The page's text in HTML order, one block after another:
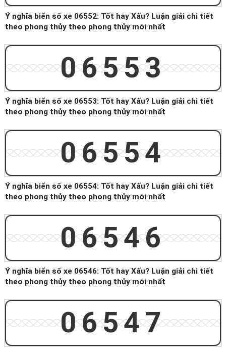
Ý nghĩa biển số xe 06552: Tốt hay Xấu? Luận giải chi tiết
theo phong thủy theo phong thủy mới nhất
06553
Ý nghĩa biển số xe 06553: Tốt hay Xấu? Luận giải chi tiết
theo phong thủy theo phong thủy mới nhất
06554
Ý nghĩa biển số xe 06554: Tốt hay Xấu? Luận giải chi tiết
theo phong thủy theo phong thủy mới nhất
06546
Ý nghĩa biển số xe 06546: Tốt hay Xấu? Luận giải chi tiết
theo phong thủy theo phong thủy mới nhất
06547